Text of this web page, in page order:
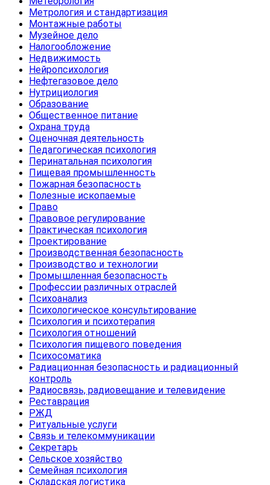
Метрология и стандартизация
Монтажные работы
Музейное дело
Налогообложение
Недвижимость
Нейропсихология
Нефтегазовое дело
Нутрициология
Образование
Общественное питание
Охрана труда
Оценочная деятельность
Педагогическая психология
Перинатальная психология
Пищевая промышленность
Пожарная безопасность
Полезные ископаемые
Право
Правовое регулирование
Практическая психология
Проектирование
Производственная безопасность
Производство и технологии
Промышленная безопасность
Профессии различных отраслей
Психоанализ
Психологическое консультирование
Психология и психотерапия
Психология отношений
Психология пищевого поведения
Психосоматика
Радиационная безопасность и радиационный
контроль
Радиосвязь, радиовещание и телевидение
Реставрация
РЖД
Ритуальные услуги
Связь и телекоммуникации
Секретарь
Сельское хозяйство
Семейная психология
Складская логистика